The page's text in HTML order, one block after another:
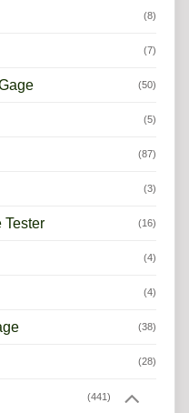
(8)
(7)
(50)
(5)
(87)
(3)
Tester (16)
(4)
(4)
(38)
(28)
(441)